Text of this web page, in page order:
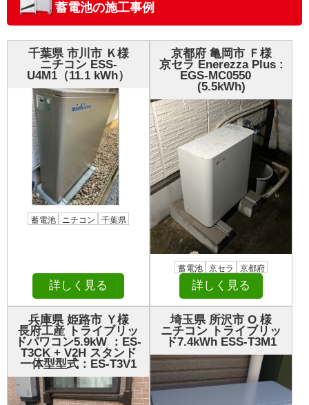
蓄電池の施工事例
千葉県 市川市 Ｋ様
ニチコン ESS-
U4M1（11.1 kWh）
蓄電池 ニチコン 千葉県
詳しく見る
京都府 亀岡市 Ｆ様
京セラ Enerezza Plus :
EGS-MC0550
(5.5kWh)
蓄電池 京セラ 京都府
詳しく見る
兵庫県 姫路市 Ｙ様
長府工産 トライブリッ
ドパワコン5.9kW ：ES-
T3CK + V2H スタンド
一体型型式：ES-T3V1
埼玉県 所沢市 О 様
ニチコン トライブリッ
ド7.4kWh ESS-T3M1